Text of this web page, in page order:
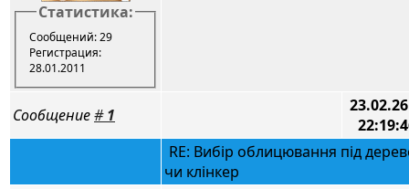
Статистика:
Сообщений: 29
Регистрация:
28.01.2011
Сообщение#1
RE: Вибір облицювання під
чи клінкер